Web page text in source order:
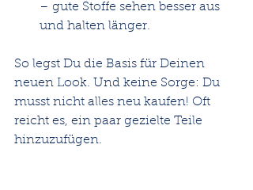
– gute Stoffe sehen besser aus
und halten länger.
So legst Du die Basis für Deinen
neuen Look. Und keine Sorge: Du
musst nicht alles neu kaufen! Oft
reicht es, ein paar gezielte Teile
hinzuzufügen.